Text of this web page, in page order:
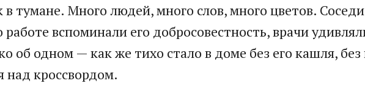
тумане. Много людей, много слов, много цветов.
вспоминали его добросовестность, врачи
об одном — как же тихо стало в доме без его кашля,
над кроссвордом.